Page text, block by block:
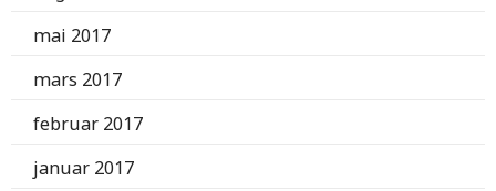
mai 2017
mars 2017
februar 2017
januar 2017